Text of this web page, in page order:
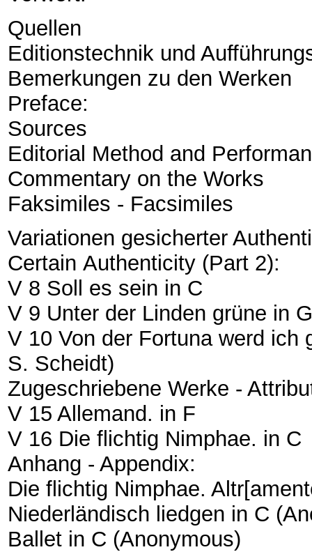
Quellen
Editionstechnik und
Bemerkungen zu den Werken
Preface:
Sources
Editorial Method and
Commentary on the Works
Faksimiles - Facsimiles
Variationen gesicherter
Certain Authenticity (Part 2):
V 8 Soll es sein in C
V 9 Unter der Linden grüne in G
V 10 Von der Fortuna werd ich
S. Scheidt)
Zugeschriebene Werke -
V 15 Allemand. in F
V 16 Die flichtig Nimphae. in C
Anhang - Appendix:
Die flichtig Nimphae.
Niederländisch liedgen in C
Ballet in C (Anonymous)